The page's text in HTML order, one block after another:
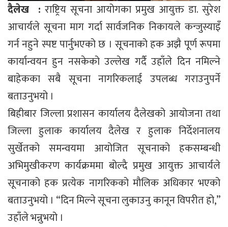
दैलेख : राष्ट्रिय सूचना आयोगका प्रमुख आयुक्त डा. सुरेश
आचार्यले सूचना माग गर्दा सार्वजनिक निकायले कन्जुस्याइँ
गर्न नहुने स्पष्ट पार्नुभएको छ । सूचनाको हक अझै पूर्ण रूपमा
कार्यान्वयन हुन नसकेको उल्लेख गर्दै उहाँले दिन नमिल्ने
बाहेकका सबै सूचना नागरिकलाई उपलब्ध गराउनुपर्ने
बताउनुभयो ।
बिहीबार जिल्ला प्रशासन कार्यालय दैलेखको आयोजना तथा
जिल्ला हुलाक कार्यालय दैलेख र हुलाक निर्देशनालय
सुर्खेतको समन्वयमा आयोजित सूचनाको हकसम्बन्धी
अभिमुखीकरण कार्यक्रममा बोल्दै प्रमुख आयुक्त आचार्यले
सूचनाको हक प्रत्येक नागरिकको मौलिक अधिकार भएको
बताउनुभयो । “दिन मिल्ने सूचना लुकाउनु कानून विपरीत हो,”
उहाँले भन्नुभयो ।